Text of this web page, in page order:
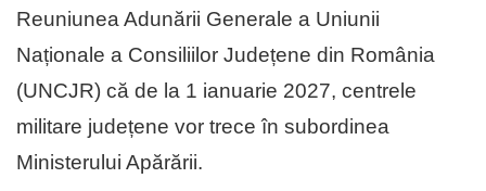
Reuniunea Adunării Generale a Uniunii
Naționale a Consiliilor Județene din România
(UNCJR) că de la 1 ianuarie 2027, centrele
militare județene vor trece în subordinea
Ministerului Apărării.